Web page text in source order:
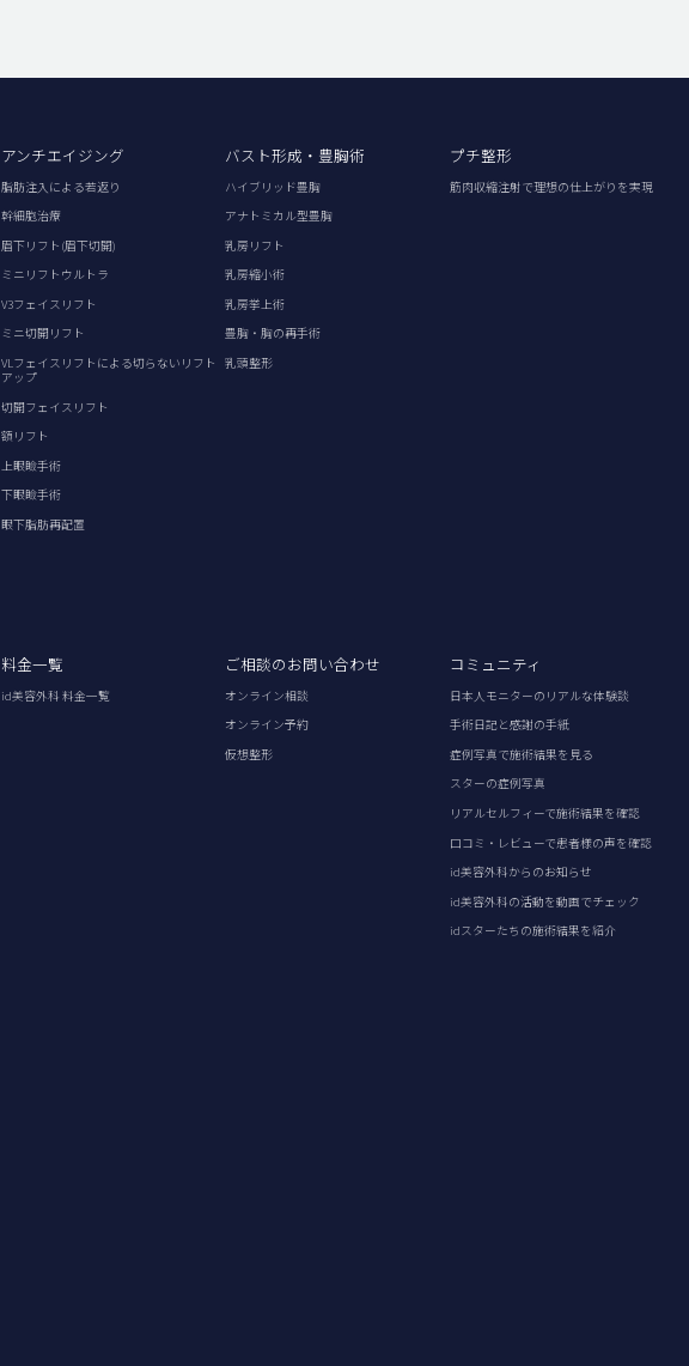
アンチエイジング
脂肪注入による若返り
幹細胞治療
眉下リフト(眉下切開)
ミニリフトウルトラ
V3フェイスリフト
ミニ切開リフト
VLフェイスリフトによる切らないリフト
アップ
切開フェイスリフト
額リフト
上眼瞼手術
下眼瞼手術
眼下脂肪再配置
バスト形成・豊胸術
ハイブリッド豊胸
アナトミカル型豊胸
乳房リフト
乳房縮小術
乳房挙上術
豊胸・胸の再手術
乳頭整形
プチ整形
筋肉収縮注射で理想の仕上がりを実現
料金一覧
id美容外科 料金一覧
ご相談のお問い合わせ
オンライン相談
オンライン予約
仮想整形
コミュニティ
日本人モニターのリアルな体験談
手術日記と感謝の手紙
症例写真で施術結果を見る
スターの症例写真
リアルセルフィーで施術結果を確認
口コミ・レビューで患者様の声を確認
id美容外科からのお知らせ
id美容外科の活動を動画でチェック
idスターたちの施術結果を紹介